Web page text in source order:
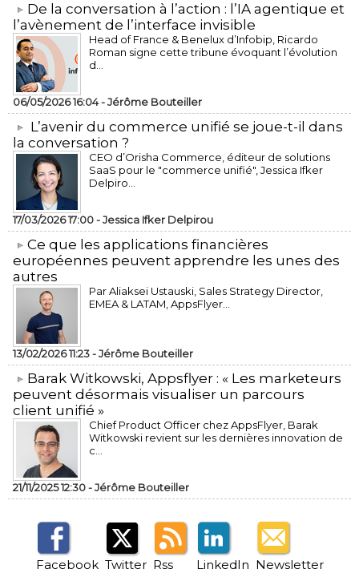
​De la conversation à l’action : l’IA agentique et
l’avènement de l’interface invisible
Head of France & Benelux d’Infobip, Ricardo
Roman signe cette tribune évoquant l’évolution
d...
06/05/2026 16:04 -Jérôme Bouteiller
L’avenir du commerce unifié se joue-t-il dans
la conversation ?
CEO d’Orisha Commerce, éditeur de solutions
SaaS pour le "commerce unifié", Jessica Ifker
Delpiro...
17/03/2026 17:00 -Jessica Ifker Delpirou
​Ce que les applications financières
européennes peuvent apprendre les unes des
autres
Par Aliaksei Ustauski, Sales Strategy Director,
EMEA & LATAM, AppsFlyer...
13/02/2026 11:23 -Jérôme Bouteiller
​Barak Witkowski, Appsflyer : « Les marketeurs
peuvent désormais visualiser un parcours
client unifié »
Chief Product Officer chez AppsFlyer, ​Barak
Witkowski revient sur les dernières innovation de
c...
21/11/2025 12:30 -Jérôme Bouteiller
Facebook Twitter Rss LinkedIn Newsletter